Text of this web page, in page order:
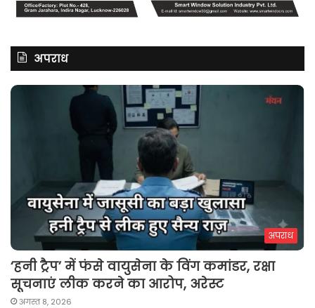
अपराध
अपराध
‘हनी ट्रैप’ में फंसे वायुसेना के विंग कमांडर, रक्षा
सूचनाएं लीक करने का आरोप, अरेस्ट
अगस्त 8, 2026